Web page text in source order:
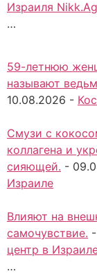
Израиля
…
59-летнюю
называют
10.08.2026 -
Смузи с
коллагена и
сияющей. -
Израиле
Влияют на
самочувствие. -
центр в
…